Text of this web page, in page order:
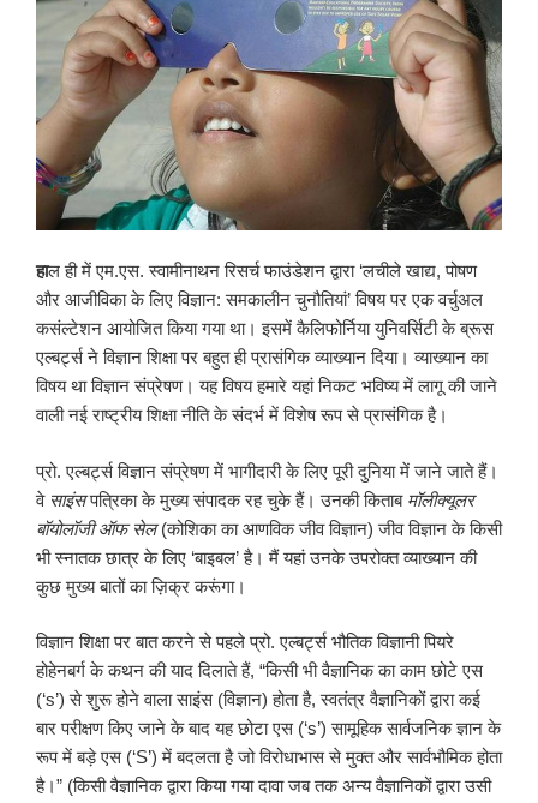
हाल ही में एम.एस. स्वामीनाथन रिसर्च फाउंडेशन द्वारा ‘लचीले खाद्य, पोषण
और आजीविका के लिए विज्ञान: समकालीन चुनौतियां’ विषय पर एक वर्चुअल
कसंल्टेशन आयोजित किया गया था। इसमें कैलिफोर्निया युनिवर्सिटी के ब्रूस
एल्बर्ट्स ने विज्ञान शिक्षा पर बहुत ही प्रासंगिक व्याख्यान दिया। व्याख्यान का
विषय था विज्ञान संप्रेषण। यह विषय हमारे यहां निकट भविष्य में लागू की जाने
वाली नई राष्ट्रीय शिक्षा नीति के संदर्भ में विशेष रूप से प्रासंगिक है।
प्रो. एल्बर्ट्स विज्ञान संप्रेषण में भागीदारी के लिए पूरी दुनिया में जाने जाते हैं।
वे साइंसपत्रिका के मुख्य संपादक रह चुके हैं। उनकी किताब मॉलीक्यूलर
बॉयोलॉजी ऑफ सेल(कोशिका का आणविक जीव विज्ञान) जीव विज्ञान के किसी
भी स्नातक छात्र के लिए ‘बाइबल’ है। मैं यहां उनके उपरोक्त व्याख्यान की
कुछ मुख्य बातों का ज़िक्र करूंगा।
विज्ञान शिक्षा पर बात करने से पहले प्रो. एल्बर्ट्स भौतिक विज्ञानी पियरे
होहेनबर्ग के कथन की याद दिलाते हैं, “किसी भी वैज्ञानिक का काम छोटे एस
(‘s’) से शुरू होने वाला साइंस (विज्ञान) होता है, स्वतंत्र वैज्ञानिकों द्वारा कई
बार परीक्षण किए जाने के बाद यह छोटा एस (‘s’) सामूहिक सार्वजनिक ज्ञान के
रूप में बड़े एस (‘S’) में बदलता है जो विरोधाभास से मुक्त और सार्वभौमिक होता
है।” (किसी वैज्ञानिक द्वारा किया गया दावा जब तक अन्य वैज्ञानिकों द्वारा उसी